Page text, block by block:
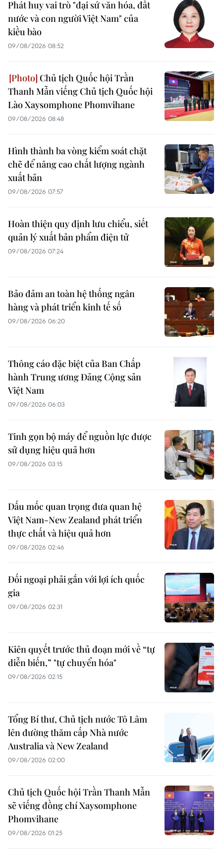
Phát huy vai trò "đại sứ văn hóa, đất
nước và con người Việt Nam" của
kiều bào
09/08/2026 08:52
Chủ tịch Quốc hội Trần
Thanh Mẫn viếng Chủ tịch Quốc hội
Lào Xaysomphone Phomvihane
09/08/2026 08:48
Hình thành ba vòng kiểm soát chặt
chẽ để nâng cao chất lượng ngành
xuất bản
09/08/2026 07:57
Hoàn thiện quy định lưu chiểu, siết
quản lý xuất bản phẩm điện tử
09/08/2026 07:24
Bảo đảm an toàn hệ thống ngân
hàng và phát triển kinh tế số
09/08/2026 06:20
Thông cáo đặc biệt của Ban Chấp
hành Trung ương Đảng Cộng sản
Việt Nam
09/08/2026 06:03
Tinh gọn bộ máy để nguồn lực được
sử dụng hiệu quả hơn
09/08/2026 03:15
Dấu mốc quan trọng đưa quan hệ
Việt Nam-New Zealand phát triển
thực chất và hiệu quả hơn
09/08/2026 02:46
Đối ngoại phải gắn với lợi ích quốc
gia
09/08/2026 02:31
Kiên quyết trước thủ đoạn mới về “tự
diễn biến,” "tự chuyển hóa"
09/08/2026 02:15
Tổng Bí thư, Chủ tịch nước Tô Lâm
lên đường thăm cấp Nhà nước
Australia và New Zealand
09/08/2026 02:00
Chủ tịch Quốc hội Trần Thanh Mẫn
sẽ viếng đồng chí Xaysomphone
Phomvihane
09/08/2026 01:25